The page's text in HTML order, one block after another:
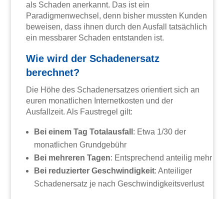
als Schaden anerkannt. Das ist ein
Paradigmenwechsel, denn bisher mussten Kunden
beweisen, dass ihnen durch den Ausfall tatsächlich
ein messbarer Schaden entstanden ist.
Wie wird der Schadenersatz
berechnet?
Die Höhe des Schadenersatzes orientiert sich an
euren monatlichen Internetkosten und der
Ausfallzeit. Als Faustregel gilt:
Bei einem Tag Totalausfall : Etwa 1/30 der
monatlichen Grundgebühr
Bei mehreren Tagen: Entsprechend anteilig mehr
Bei reduzierter Geschwindigkeit: Anteiliger
Schadenersatz je nach Geschwindigkeitsverlust